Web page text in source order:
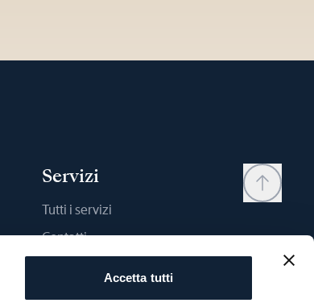
Accetta tutti
Servizi
Tutti i servizi
Contatti